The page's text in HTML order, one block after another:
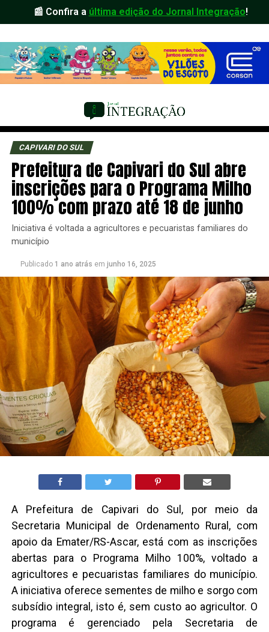
📰 Confira a última edição do Jornal Integração!
CAPIVARI DO SUL
Prefeitura de Capivari do Sul abre
inscrições para o Programa Milho
100% com prazo até 18 de junho
Iniciativa é voltada a agricultores e pecuaristas familiares do
município
Publicado 1 ano atrás em junho 16, 2025
A Prefeitura de Capivari do Sul, por meio da
Secretaria Municipal de Ordenamento Rural, com
apoio da Emater/RS-Ascar, está com as inscrições
abertas para o Programa Milho 100%, voltado a
agricultores e pecuaristas familiares do município.
A iniciativa oferece sementes de milho e sorgo com
subsídio integral, isto é, sem custo ao agricultor. O
programa é gerenciado pela Secretaria de